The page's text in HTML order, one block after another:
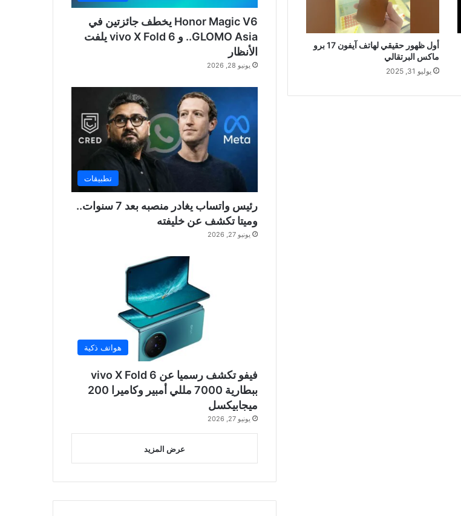
أول ظهور حقيقي لهاتف آيفون 17 برو
ماكس البرتقالي
يوليو 31, 2025
Honor Magic V6 يخطف جائزتين في
GLOMO Asia.. و vivo X Fold 6 يلفت
الأنظار
يونيو 28, 2026
تطبيقات
رئيس واتساب يغادر منصبه بعد 7 سنوات..
وميتا تكشف عن خليفته
يونيو 27, 2026
هواتف ذكية
فيفو تكشف رسميا عن vivo X Fold 6
ببطارية 7000 مللي أمبير وكاميرا 200
ميجابيكسل
يونيو 27, 2026
عرض المزيد